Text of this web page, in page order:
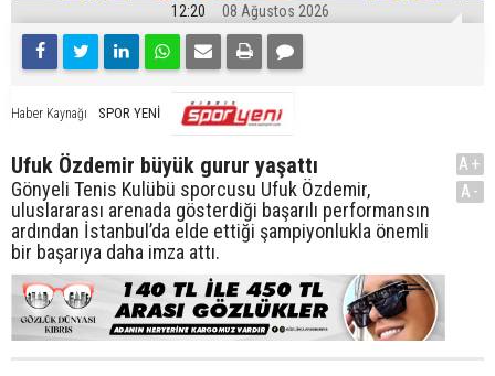
12:20 08 Ağustos 2026
Haber Kaynağı SPOR YENİ
Ufuk Özdemir büyük gurur yaşattı
Gönyeli Tenis Kulübü sporcusu Ufuk Özdemir,
uluslararası arenada gösterdiği başarılı performansın
ardından İstanbul’da elde ettiği şampiyonlukla önemli
bir başarıya daha imza attı.
A+
A-